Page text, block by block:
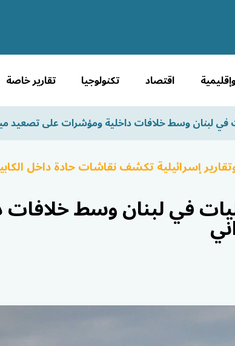
اقتصاد تكنولوجيا تقارير خاصة
في لبنان وسط خلافات داخلية ومؤشرات على تصعيد
إسرائيلية تكشف نقاشات حادة داخل
في لبنان وسط خلافات